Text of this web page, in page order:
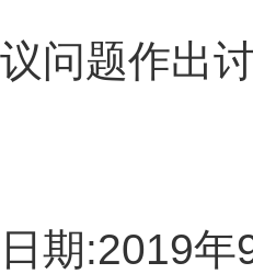
议问题作出
日期:2019年